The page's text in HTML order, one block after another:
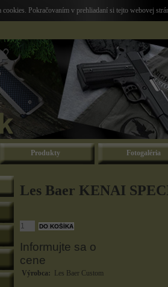
Pokračovaním v prehliadaní si tejto webovej
Produkty Fotogaléria
Les Baer KENAI
Informujte sa o
cene
Výrobca: Les Baer Custom